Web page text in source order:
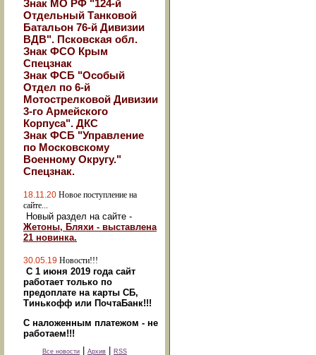
Знак МО РФ "124-й
Отдельный Танковой
Батальон 76-й Дивизии
ВДВ". Псковская обл.
Знак ФСО Крым
Спецзнак
Знак ФСБ "Особый
Отдел по 6-й
Мотострелковой Дивизии
3-го Армейского
Корпуса". ДКС
Знак ФСБ "Управление
по Московскому
Военному Округу."
Спецзнак.
18.11.20 Новое поступление на
сайте...
Новый раздел на сайте -
Жетоны, Бляхи - выставлена
21 новинка.
30.05.19 Новости!!!
С 1 июня 2019 года сайт
работает только по
предоплате на карты СБ,
Тинькофф или ПочтаБанк!!!
С наложенным платежом - не
работаем!!!
Все новости Архив RSS